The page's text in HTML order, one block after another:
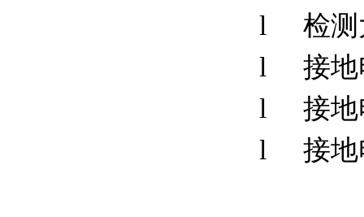
l
检测
l
接
l
接地
l
接地